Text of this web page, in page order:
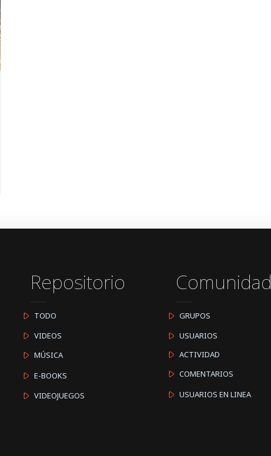
Repositorio
TODO
VIDEOS
MÚSICA
E-BOOKS
VIDEOJUEGOS
Comunidad
GRUPOS
USUARIOS
ACTIVIDAD
COMENTARIOS
USUARIOS EN LINEA